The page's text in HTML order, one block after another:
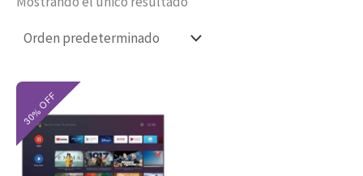
El
original
era:
$690.000.
actual
es:
$483.000.